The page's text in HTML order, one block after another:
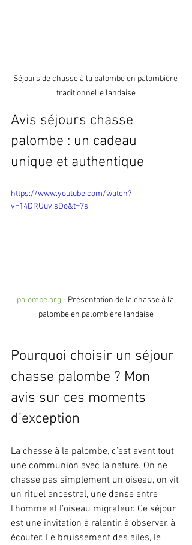
Séjours de chasse à la palombe en palombière
traditionnelle landaise
Avis séjours chasse
palombe : un cadeau
unique et authentique
https://www.youtube.com/watch?
v=14DRUuvisDo&t=7s
palombe.org - Présentation de la chasse à la
palombe en palombière landaise
Pourquoi choisir un séjour
chasse palombe ? Mon
avis sur ces moments
d’exception
La chasse à la palombe, c’est avant tout
une communion avec la nature. On ne
chasse pas simplement un oiseau, on vit
un rituel ancestral, une danse entre
l’homme et l’oiseau migrateur. Ce séjour
est une invitation à ralentir, à observer, à
écouter. Le bruissement des ailes, le